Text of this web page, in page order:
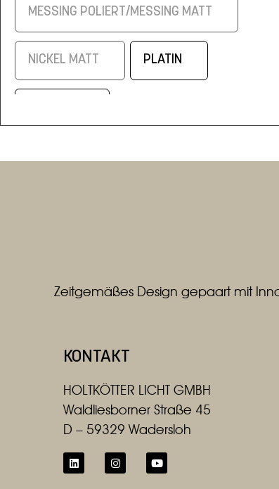
MESSING POLIERT/MESSING MATT
NICKEL MATT PLATIN
Zeitgemäßes Design gepaart mit
KONTAKT
HOLTKÖTTER LICHT GMBH
Waldliesborner Straße 45
D – 59329 Wadersloh